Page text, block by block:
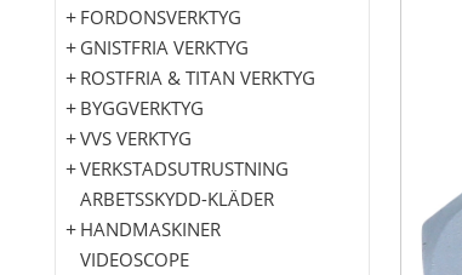
FORDONSVERKTYG
GNISTFRIA VERKTYG
ROSTFRIA & TITAN VERKTYG
BYGGVERKTYG
VVS VERKTYG
VERKSTADSUTRUSTNING
ARBETSSKYDD-KLÄDER
HANDMASKINER
VIDEOSCOPE